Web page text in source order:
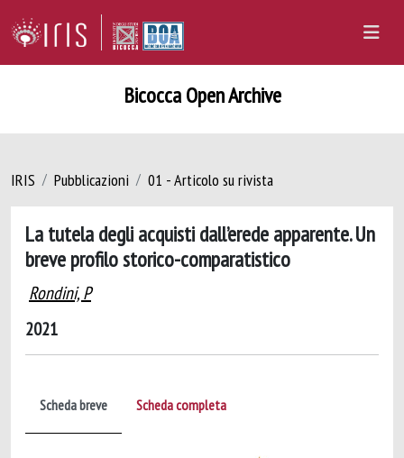
Bicocca Open Archive
IRIS Pubblicazioni 01 - Articolo su rivista
La tutela degli acquisti dall’erede apparente. Un
breve profilo storico-comparatistico
Rondini, P
2021
Scheda breve Scheda completa